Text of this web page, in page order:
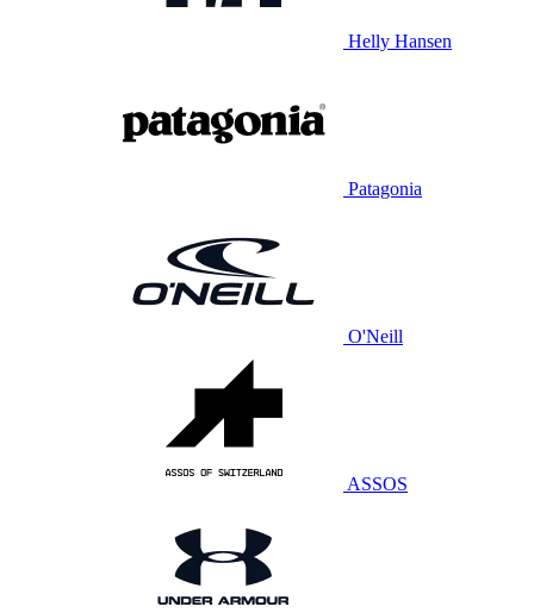
Helly Hansen
Patagonia
O'Neill
ASSOS